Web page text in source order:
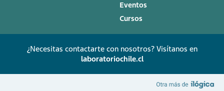
Eventos
Cursos
¿Necesitas contactarte con nosotros? Visítanos en
laboratoriochile.cl